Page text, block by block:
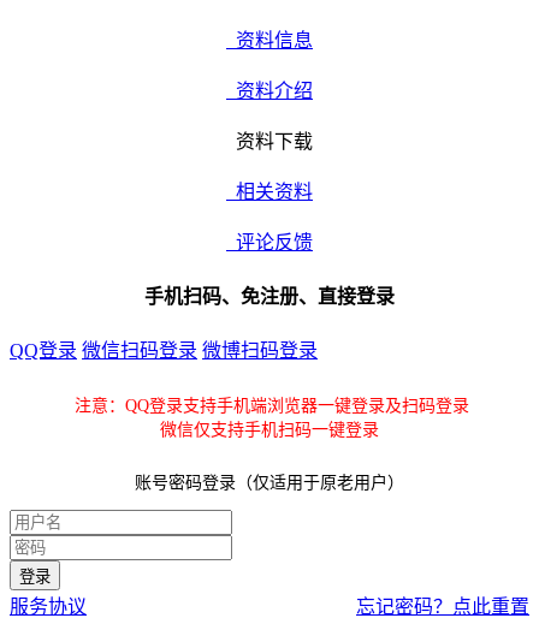
资料信息
资料介绍
资料下载
相关资料
评论反馈
手机扫码、免注册、直接登录
QQ登录 微信扫码登录 微博扫码登录
注意：QQ登录支持手机端浏览器一键登录及扫码登录
微信仅支持手机扫码一键登录
账号密码登录（仅适用于原老用户）
服务协议 忘记密码？点此重置